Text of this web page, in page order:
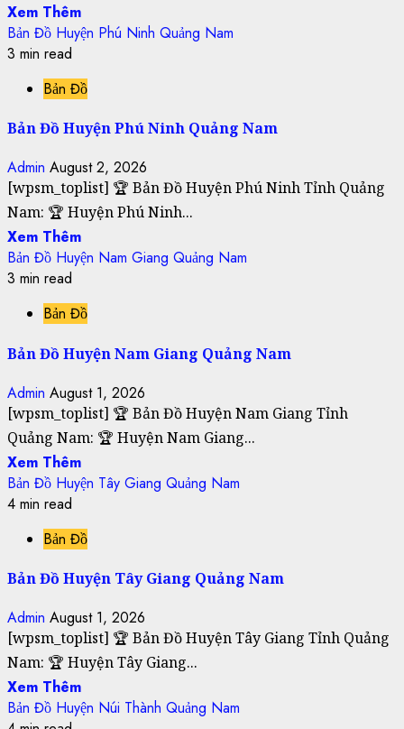
Xem Thêm
Bản Đồ Huyện Phú Ninh Quảng Nam
3 min read
Bản Đồ
Bản Đồ Huyện Phú Ninh Quảng Nam
Admin August 2, 2026
[wpsm_toplist] 🏆 Bản Đồ Huyện Phú Ninh Tỉnh Quảng
Nam: 🏆 Huyện Phú Ninh...
Xem Thêm
Bản Đồ Huyện Nam Giang Quảng Nam
3 min read
Bản Đồ
Bản Đồ Huyện Nam Giang Quảng Nam
Admin August 1, 2026
[wpsm_toplist] 🏆 Bản Đồ Huyện Nam Giang Tỉnh
Quảng Nam: 🏆 Huyện Nam Giang...
Xem Thêm
Bản Đồ Huyện Tây Giang Quảng Nam
4 min read
Bản Đồ
Bản Đồ Huyện Tây Giang Quảng Nam
Admin August 1, 2026
[wpsm_toplist] 🏆 Bản Đồ Huyện Tây Giang Tỉnh Quảng
Nam: 🏆 Huyện Tây Giang...
Xem Thêm
Bản Đồ Huyện Núi Thành Quảng Nam